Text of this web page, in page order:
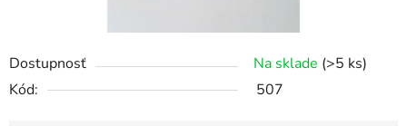
Dostupnosť Na sklade (>5 ks)
Kód:
507